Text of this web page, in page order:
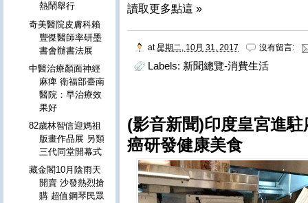
讀取更多點這 »
at星期二, 10月 31, 2017 沒有留言:
Labels: 新聞總覽-消費生活
(影音新聞)印度皇宮進
癌研發健康美食
熱鬧舉行
奇美醫院皮膚科賴
豐傑醫師率研墨
書會辦書法展
中醫治療顏面神經
麻痺 衛福部臺南
醫院：早治療效
果好
82歲林智信迎媽祖
版畫作品展 另類
三代同堂開幕式
藏金閣10月陰雨天
開賣 沙發熱烈搶
購 超值鋼琴民眾